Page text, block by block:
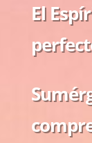
El